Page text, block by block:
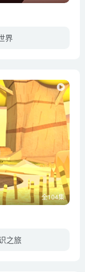
界
全104集
之旅